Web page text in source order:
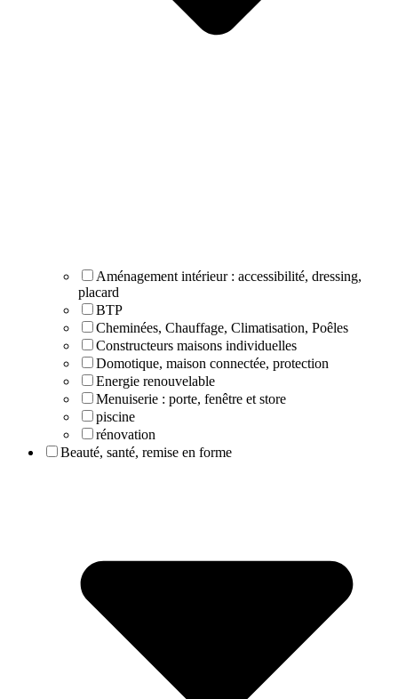
Aménagement intérieur : accessibilité, dressing,
placard
BTP
Cheminées, Chauffage, Climatisation, Poêles
Constructeurs maisons individuelles
Domotique, maison connectée, protection
Energie renouvelable
Menuiserie : porte, fenêtre et store
piscine
rénovation
Beauté, santé, remise en forme